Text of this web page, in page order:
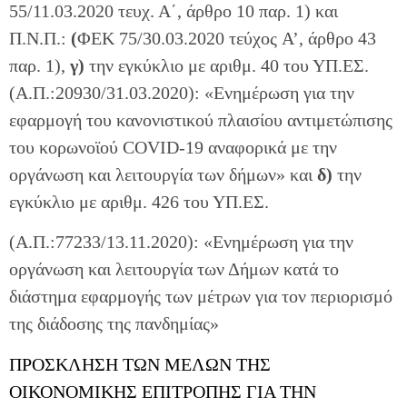
55/11.03.2020 τευχ. Α΄, άρθρο 10 παρ. 1) και
Π.Ν.Π.: (ΦΕΚ 75/30.03.2020 τεύχος A’, άρθρο 43
παρ. 1), γ) την εγκύκλιο με αριθμ. 40 του ΥΠ.ΕΣ.
(Α.Π.:20930/31.03.2020): «Ενημέρωση για την
εφαρμογή του κανονιστικού πλαισίου αντιμετώπισης
του κορωνοϊού COVID-19 αναφορικά με την
οργάνωση και λειτουργία των δήμων» και δ) την
εγκύκλιο με αριθμ. 426 του ΥΠ.ΕΣ.
(Α.Π.:77233/13.11.2020): «Ενημέρωση για την
οργάνωση και λειτουργία των Δήμων κατά το
διάστημα εφαρμογής των μέτρων για τον περιορισμό
της διάδοσης της πανδημίας»
ΠΡΟΣΚΛΗΣΗ ΤΩΝ ΜΕΛΩΝ ΤΗΣ
ΟΙΚΟΝΟΜΙΚΗΣ ΕΠΙΤΡΟΠΗΣ ΓΙΑ ΤΗΝ